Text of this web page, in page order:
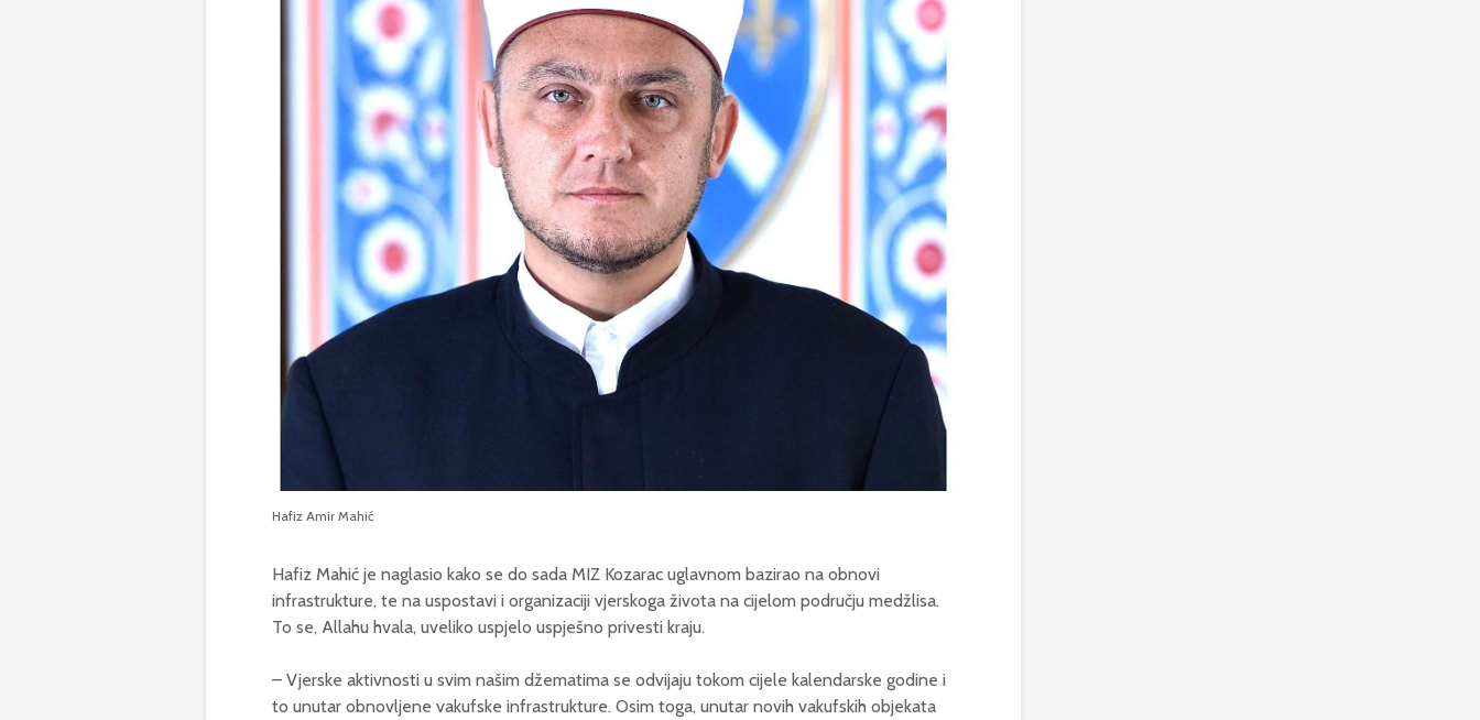
Hafiz Amir Mahić
Hafiz Mahić je naglasio kako se do sada MIZ Kozarac uglavnom bazirao na obnovi
infrastrukture, te na uspostavi i organizaciji vjerskoga života na cijelom području medžlisa.
To se, Allahu hvala, uveliko uspjelo uspješno privesti kraju.
– Vjerske aktivnosti u svim našim džematima se odvijaju tokom cijele kalendarske godine i
to unutar obnovljene vakufske infrastrukture. Osim toga, unutar novih vakufskih objekata